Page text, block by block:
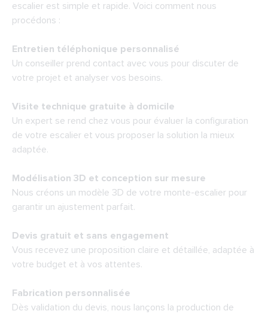
escalier est simple et rapide. Voici comment nous
procédons :
Entretien téléphonique personnalisé
Un conseiller prend contact avec vous pour discuter de
votre projet et analyser vos besoins.
Visite technique gratuite à domicile
Un expert se rend chez vous pour évaluer la configuration
de votre escalier et vous proposer la solution la mieux
adaptée.
Modélisation 3D et conception sur mesure
Nous créons un modèle 3D de votre monte-escalier pour
garantir un ajustement parfait.
Devis gratuit et sans engagement
Vous recevez une proposition claire et détaillée, adaptée à
votre budget et à vos attentes.
Fabrication personnalisée
Dès validation du devis, nous lançons la production de